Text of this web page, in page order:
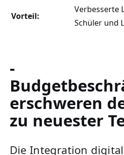
Vorteil:
Verbesserte
Schüler und⁢
-
erschweren
zu neuester
Die⁣ Integration